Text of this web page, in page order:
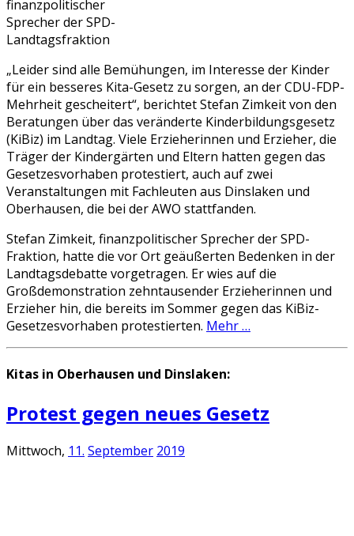
finanzpolitischer
Sprecher der SPD-
Landtagsfraktion
„Leider sind alle Bemühungen, im Interesse der Kinder
für ein besseres Kita-Gesetz zu sorgen, an der CDU-FDP-
Mehrheit gescheitert“, berichtet Stefan Zimkeit von den
Beratungen über das veränderte Kinderbildungsgesetz
(KiBiz) im Landtag. Viele Erzieherinnen und Erzieher, die
Träger der Kindergärten und Eltern hatten gegen das
Gesetzesvorhaben protestiert, auch auf zwei
Veranstaltungen mit Fachleuten aus Dinslaken und
Oberhausen, die bei der AWO stattfanden.
Stefan Zimkeit, finanzpolitischer Sprecher der SPD-
Fraktion, hatte die vor Ort geäußerten Bedenken in der
Landtagsdebatte vorgetragen. Er wies auf die
Großdemonstration zehntausender Erzieherinnen und
Erzieher hin, die bereits im Sommer gegen das KiBiz-
Gesetzesvorhaben protestierten. Mehr …
Kitas in Oberhausen und Dinslaken:
Protest gegen neues Gesetz
Mittwoch, 11. September 2019